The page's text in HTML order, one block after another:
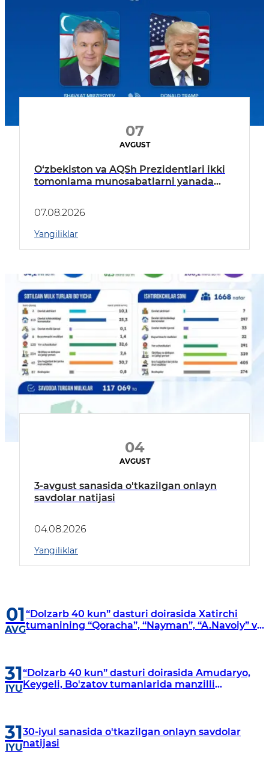
07
AVGUST
O‘zbekiston va AQSh Prezidentlari ikki
tomonlama munosabatlarni yanada
07.08.2026
Yangiliklar
04
AVGUST
3-avgust sanasida o'tkazilgan onlayn
savdolar natijasi
04.08.2026
Yangiliklar
01
AVG
“Dolzarb 40 kun” dasturi doirasida Xatirchi
tumanining “Qoracha”, “Nayman”, “A.Navoiy” va
31
IYU
“Dolzarb 40 kun” dasturi doirasida Amudaryo,
Keygeli, Bo'zatov tumanlarida manzilli
31
IYU
30-iyul sanasida o'tkazilgan onlayn savdolar
natijasi